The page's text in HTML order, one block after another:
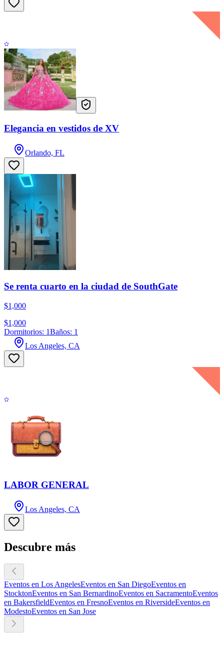
Elegancia en vestidos de XV
Orlando, FL
Se renta cuarto en la ciudad de SouthGate
$1,000
$1,000
Dormitorios: 1Baños: 1
Los Angeles, CA
LABOR GENERAL
Los Angeles, CA
Descubre más
Eventos en Los AngelesEventos en San DiegoEventos en
StocktonEventos en San BernardinoEventos en SacramentoEventos
en BakersfieldEventos en FresnoEventos en RiversideEventos en
ModestoEventos en San Jose